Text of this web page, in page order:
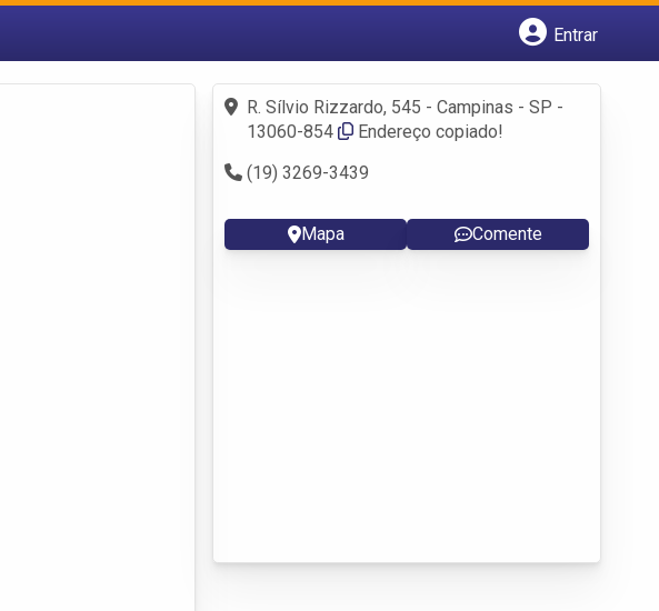
Entrar
Fazer login
Criar conta
R. Sílvio Rizzardo, 545 - Campinas - SP -
13060-854
Endereço copiado!
(19) 3269-3439
Mapa Comente